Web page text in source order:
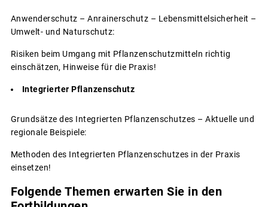
Anwenderschutz – Anrainerschutz – Lebensmittelsicherheit –
Umwelt- und Naturschutz:
Risiken beim Umgang mit Pflanzenschutzmitteln richtig
einschätzen, Hinweise für die Praxis!
Integrierter Pflanzenschutz
Grundsätze des Integrierten Pflanzenschutzes – Aktuelle und
regionale Beispiele:
Methoden des Integrierten Pflanzenschutzes in der Praxis
einsetzen!
Folgende Themen erwarten Sie in den